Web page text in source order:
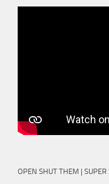
OPEN SHUT THEM | SUPER